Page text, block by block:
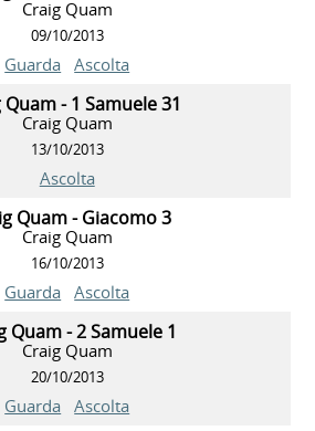
Craig Quam
09/10/2013
Guarda Ascolta
Quam - 1 Samuele 31
Craig Quam
13/10/2013
Ascolta
Quam - Giacomo 3
Craig Quam
16/10/2013
Guarda Ascolta
Quam - 2 Samuele 1
Craig Quam
20/10/2013
Guarda Ascolta